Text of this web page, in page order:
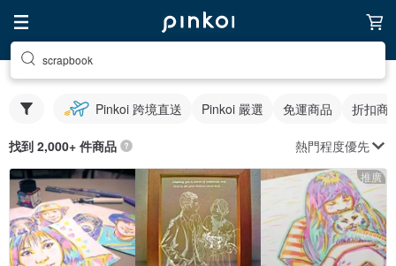
scrapbook
Pinkoi 跨境直送 Pinkoi 嚴選 免運商品 折扣商
找到 2,000+ 件商品 熱門程度優先
推廣